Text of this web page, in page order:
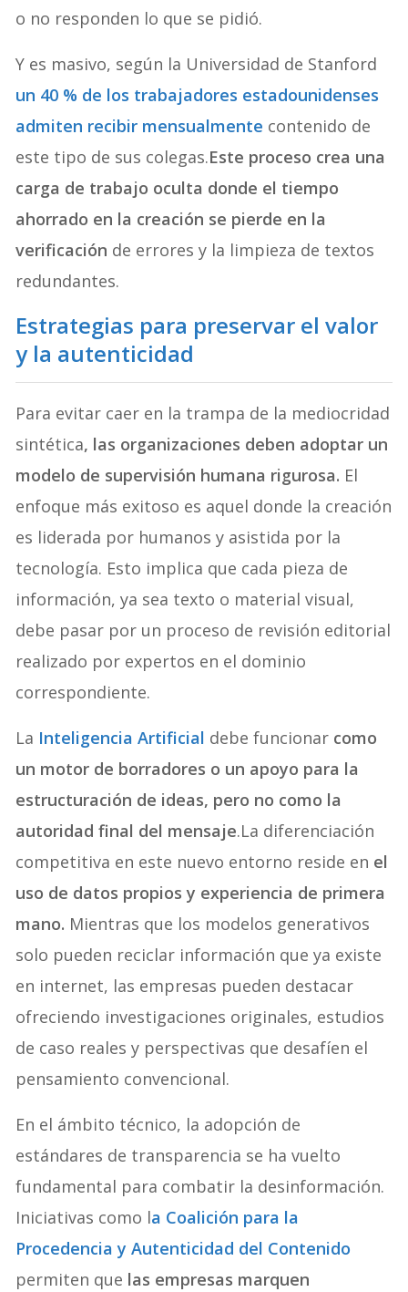
o no responden lo que se pidió.
Y es masivo, según la Universidad de Stanford
un 40 % de los trabajadores estadounidenses
admiten recibir mensualmente contenido de
este tipo de sus colegas.Este proceso crea una
carga de trabajo oculta donde el tiempo
ahorrado en la creación se pierde en la
verificación de errores y la limpieza de textos
redundantes.
Estrategias para preservar el valor
y la autenticidad
Para evitar caer en la trampa de la mediocridad
sintética, las organizaciones deben adoptar un
modelo de supervisión humana rigurosa. El
enfoque más exitoso es aquel donde la creación
es liderada por humanos y asistida por la
tecnología. Esto implica que cada pieza de
información, ya sea texto o material visual,
debe pasar por un proceso de revisión editorial
realizado por expertos en el dominio
correspondiente.
La Inteligencia Artificial debe funcionar como
un motor de borradores o un apoyo para la
estructuración de ideas, pero no como la
autoridad final del mensaje.La diferenciación
competitiva en este nuevo entorno reside en el
uso de datos propios y experiencia de primera
mano. Mientras que los modelos generativos
solo pueden reciclar información que ya existe
en internet, las empresas pueden destacar
ofreciendo investigaciones originales, estudios
de caso reales y perspectivas que desafíen el
pensamiento convencional.
En el ámbito técnico, la adopción de
estándares de transparencia se ha vuelto
fundamental para combatir la desinformación.
Iniciativas como la Coalición para la
Procedencia y Autenticidad del Contenido
permiten que las empresas marquen